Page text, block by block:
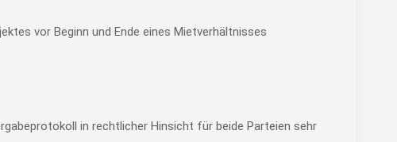
vor Beginn und Ende eines Mietverhältnisses
in rechtlicher Hinsicht für beide Parteien sehr